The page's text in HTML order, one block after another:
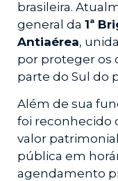
brasileira.
general da 1ª
Antiaérea,
por proteger os
parte do Sul do
Além de sua
foi reconhecido
valor
pública em
agendamento